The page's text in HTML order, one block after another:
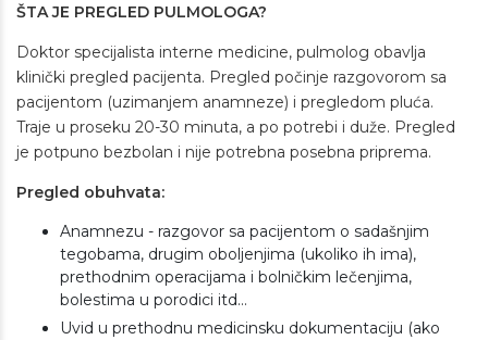
ŠTA JE PREGLED PULMOLOGA?
Doktor specijalista interne medicine, pulmolog obavlja
klinički pregled pacijenta. Pregled počinje razgovorom sa
pacijentom (uzimanjem anamneze) i pregledom pluća.
Traje u proseku 20-30 minuta, a po potrebi i duže. Pregled
je potpuno bezbolan i nije potrebna posebna priprema.
Pregled obuhvata:
Anamnezu - razgovor sa pacijentom o sadašnjim
tegobama, drugim oboljenjima (ukoliko ih ima),
prethodnim operacijama i bolničkim lečenjima,
bolestima u porodici itd…
Uvid u prethodnu medicinsku dokumentaciju (ako